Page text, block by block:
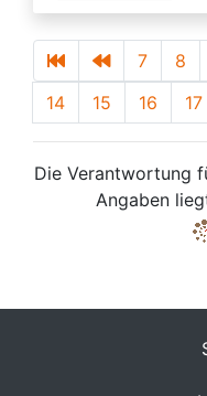
7 8
14
15 16 17
Die Verantwortung
Angaben